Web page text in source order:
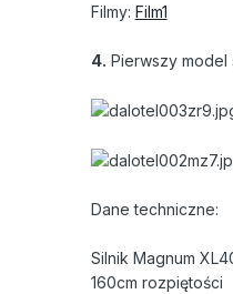
Filmy: Film1
4. Pierwszy model
Dane techniczne:
Silnik Magnum
160cm rozpiętości